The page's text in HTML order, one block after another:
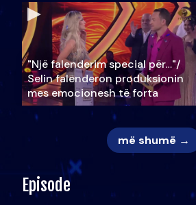
"Një falenderim special për…"/
Selin falënderon produksionin
mes emocionesh të forta
më shumë →
Episode